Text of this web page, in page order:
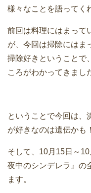
様々なことを語ってく
前回は料理にはまって
が、今回は掃除にはま
掃除好きということで
ころがわかってきまし
ということで今回は、
が好きなのは遺伝かも
そして、10月15日～
夜中のシンデレラ』の
ます。